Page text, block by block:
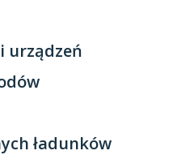
urządzeń
ładunków